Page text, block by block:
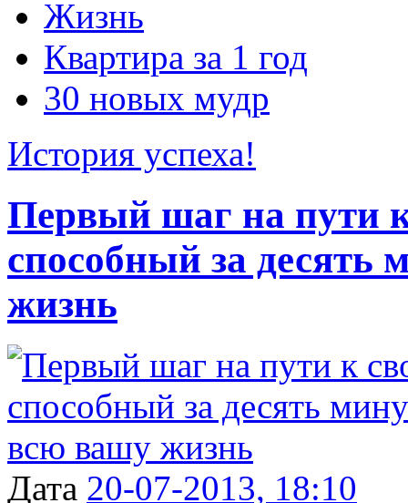
Жизнь
Квартира за 1 год
30 новых мудр
История успеха!
Первый шаг на пути
способный за десять
жизнь
Дата 20-07-2013, 18:10